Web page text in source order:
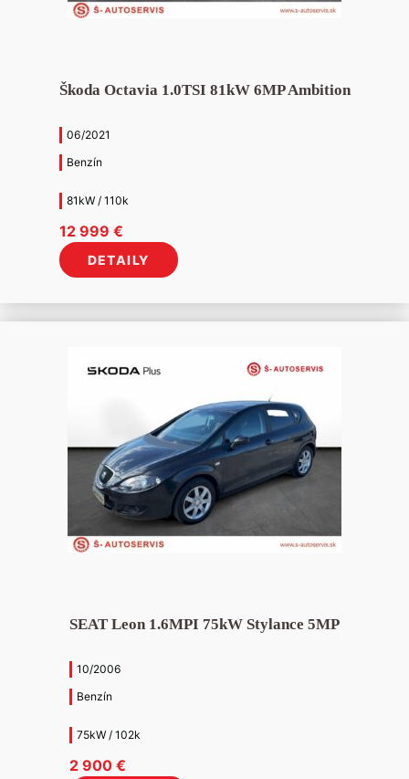
Škoda Octavia 1.0TSI 81kW 6MP Ambition
06/2021
Benzín
81kW / 110k
12 999 €
DETAILY
SEAT Leon 1.6MPI 75kW Stylance 5MP
10/2006
Benzín
75kW / 102k
2 900 €